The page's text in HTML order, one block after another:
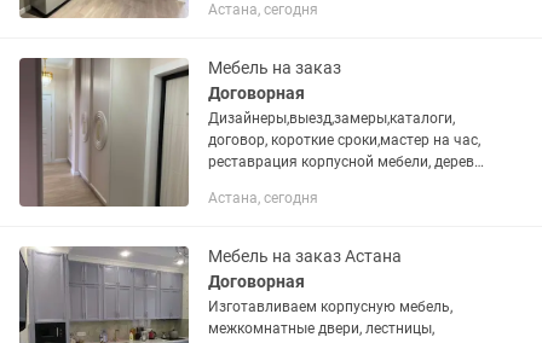
в пленке Подскажем ,на чем можно
Астана, сегодня
Мебель на заказ
Договорная
Дизайнеры,выезд,замеры,каталоги,
договор, короткие сроки,мастер на час,
реставрация корпусной мебели, дерево
краска,пленка,ЛДСП,Kaspi Red, credit 💳
Астана, сегодня
Мебель на заказ Астана
Договорная
Изготавливаем корпусную мебель,
межкомнатные двери, лестницы,